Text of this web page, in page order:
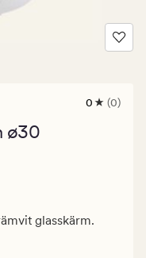
0
0 (0)
ø30
kr
glasskärm.